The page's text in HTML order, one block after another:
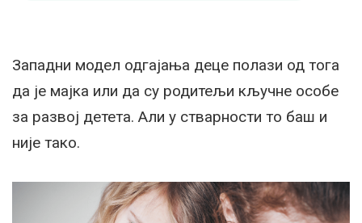
Западни модел одгајања деце полази од тога
да је мајка или да су родитељи кључне особе
за развој детета. Али у стварности то баш и
није тако.